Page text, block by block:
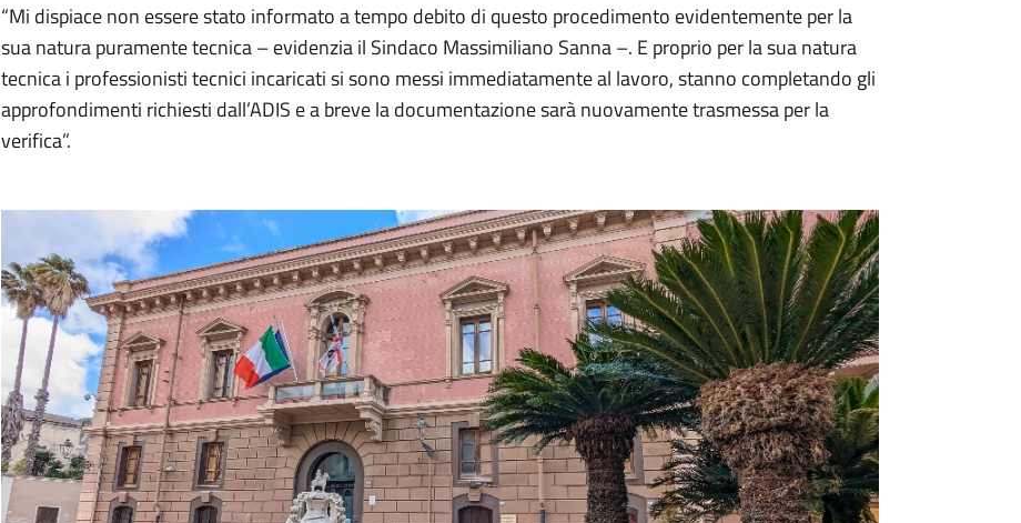
“Mi dispiace non essere stato informato a tempo debito di questo procedimento evidentemente per la
sua natura puramente tecnica – evidenzia il Sindaco Massimiliano Sanna –. E proprio per la sua natura
tecnica i professionisti tecnici incaricati si sono messi immediatamente al lavoro, stanno completando gli
approfondimenti richiesti dall’ADIS e a breve la documentazione sarà nuovamente trasmessa per la
verifica”.